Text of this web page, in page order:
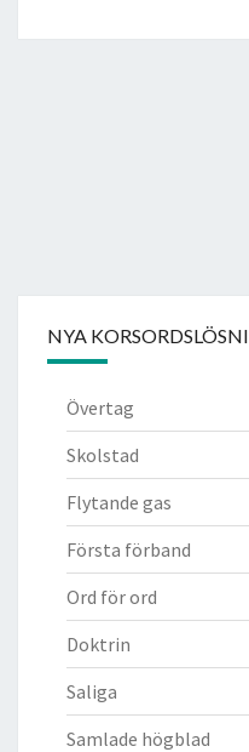
NYA
Övertag
Skolstad
Flytande gas
Första förband
Ord för ord
Doktrin
Saliga
Samlade högblad